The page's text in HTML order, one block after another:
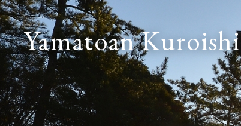
Yamatoan Kuroishi